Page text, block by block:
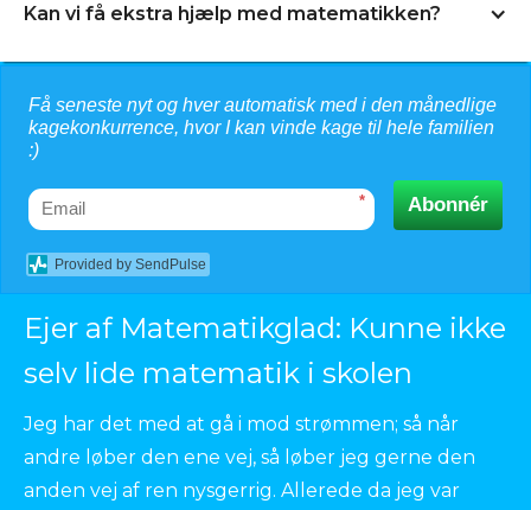
det er Jesper Albinus der står for alt indhold, lige
fra Zombie-lyde til dansende monstre og skøre
matematikquizzer. I 2020 indgik Geekster og
25% af Geekster.
er forresten et
fantastisk sted ift. kopiark hvis du mangler ekstra
træningsopgaver og det er helt gratis!
Kan vi få ekstra hjælp med matematikken?
Du er ALTID velkommen til at skrive direkte til
Jesper Albinus, ejeren af matematikglad, hvis der
er nogle opgaver der driller eller hvis i mangler en
god forklaring! Derudover er du også velkommen
til at melde dig ind i matematikglad
forældregruppe, hvor vi hygger og hjælper
hinanden. Bedsteforældre, onkler, tanter osv. er
selvfølgelig også velkommen. Du finder gruppen
her:Link
Få seneste nyt og hver automatisk med i den månedlige
kagekonkurrence, hvor I kan vinde kage til hele familien
:)
* Abonnér
Provided by SendPulse
Ejer af Matematikglad: Kunne ikke
selv lide matematik i skolen
Jeg har det med at gå i mod strømmen; så når
andre løber den ene vej, så løber jeg gerne den
anden vej af ren nysgerrig. Allerede da jeg var